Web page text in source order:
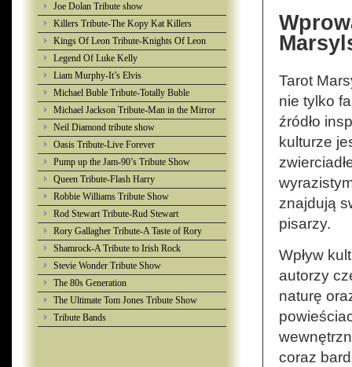
Tarot
nie tylko
źródło
kulturze
znajdują
pisarzy.
Wpływ
autorzy
naturę
coraz
Joe Dolan Tribute show
Killers Tribute-The Kopy Kat Killers
Kings Of Leon Tribute-Knights Of Leon
Legend Of Luke Kelly
Liam Murphy-It’s Elvis
Michael Buble Tribute-Totally Buble
Michael Jackson Tribute-Man in the Mirror
Neil Diamond tribute show
Oasis Tribute-Live Forever
Pump up the Jam-90’s Tribute Show
Queen Tribute-Flash Harry
Robbie Williams Tribute Show
Rod Stewart Tribute-Rud Stewart
Rory Gallagher Tribute-A Taste of Rory
Shamrock-A Tribute to Irish Rock
Stevie Wonder Tribute Show
The 80s Generation
The Ultimate Tom Jones Tribute Show
Tribute Bands